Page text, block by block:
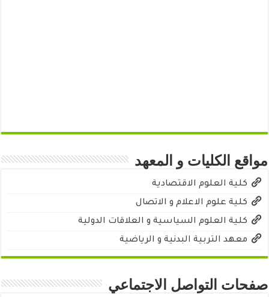
مواقع الكليات و المعهد
كلية العلوم الاقتصادية
كلية علوم الاعلام و الاتصال
كلية العلوم السياسية و العلاقات الدولية
معهد التربية البدنية و الرياضية
صفحات التواصل الاجتماعي